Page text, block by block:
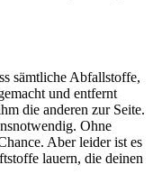
sämtliche Abfallstoffe,
und entfernt
die anderen zur Seite.
Ohne
Aber leider ist es
lauern, die deinen